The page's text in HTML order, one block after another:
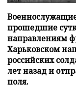
прошедшие
направлениям
Харьковском
российских
лет назад и
поля.